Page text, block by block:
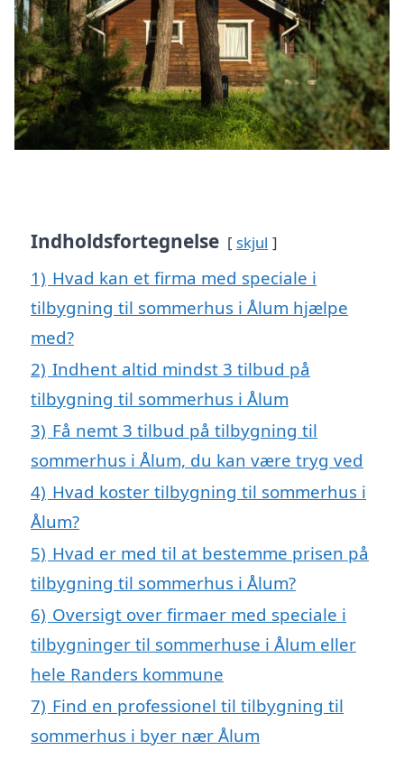
Indholdsfortegnelse skjul
1) Hvad kan et firma med speciale i
tilbygning til sommerhus i Ålum hjælpe
med?
2) Indhent altid mindst 3 tilbud på
tilbygning til sommerhus i Ålum
3) Få nemt 3 tilbud på tilbygning til
sommerhus i Ålum, du kan være tryg ved
4) Hvad koster tilbygning til sommerhus i
Ålum?
5) Hvad er med til at bestemme prisen på
tilbygning til sommerhus i Ålum?
6) Oversigt over firmaer med speciale i
tilbygninger til sommerhuse i Ålum eller
hele Randers kommune
7) Find en professionel til tilbygning til
sommerhus i byer nær Ålum